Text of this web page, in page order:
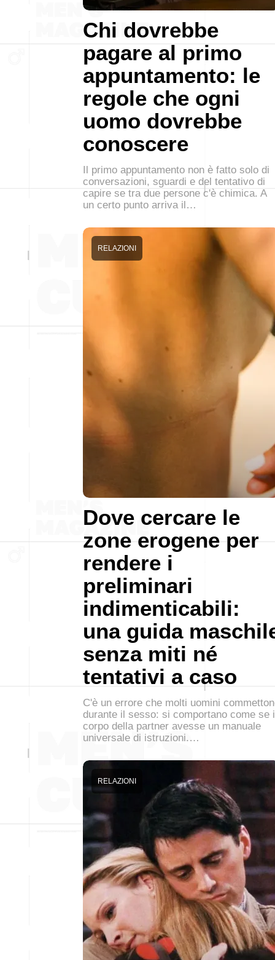
Chi dovrebbe
pagare al primo
appuntamento: le
regole che ogni
uomo dovrebbe
conoscere
Il primo appuntamento non è fatto solo di
conversazioni, sguardi e del tentativo di
capire se tra due persone c'è chimica. A
un certo punto arriva il…
Dove cercare le
zone erogene per
rendere i
preliminari
indimenticabili:
una guida
senza miti né
tentativi a caso
RELAZIONI
C'è un errore che molti uomini
durante il sesso: si comportano come se
corpo della partner avesse un manuale
universale di istruzioni.…
RELAZIONI